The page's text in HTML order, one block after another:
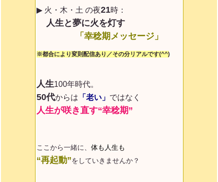
▶ 火・木・土 の夜21時：
人生と夢に火を灯す
「幸稔期メッセージ」
※都合により変則配信あり／その分リアルです(^^)
人生100年時代。
50代からは 「老い」 ではなく
人生が咲き直す“幸稔期”
ここから一緒に、 体も人生も
“再起動”をしていきませんか？